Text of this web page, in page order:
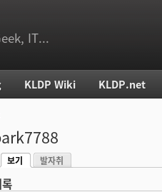
IT...
위치
탭
보기
발자취
KLDP Wiki KLDP.net